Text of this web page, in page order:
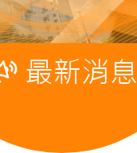
最新消息